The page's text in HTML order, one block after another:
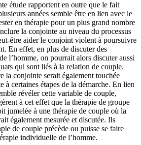
étude rapportent en outre que le fait
années semble être en lien avec le
en thérapie pour un plus grand nombre
la conjointe au niveau du processus
être aider le conjoint violent à poursuivre
En effet, en plus de discuter des
l’homme, on pourrait alors discuter aussi
qui sont liés à la relation de couple.
la conjointe serait également touchée
à certaines étapes de la démarche. En lien
révéler cette variable de couple,
à cet effet que la thérapie de groupe
jumelée à une thérapie de couple où la
également mesurée et discutée. Ils
de couple précède ou puisse se faire
individuelle de l’homme.